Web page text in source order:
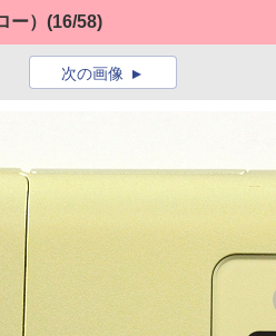
） (16/58)
次の画像